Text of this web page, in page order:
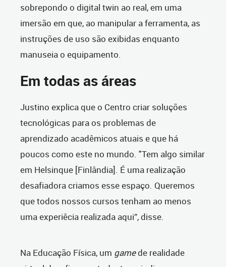
sobrepondo o digital twin ao real, em uma
imersão em que, ao manipular a ferramenta, as
instruções de uso são exibidas enquanto
manuseia o equipamento.
Em todas as áreas
Justino explica que o Centro criar soluções
tecnológicas para os problemas de
aprendizado acadêmicos atuais e que há
poucos como este no mundo. "Tem algo similar
em Helsinque [Finlândia]. É uma realização
desafiadora criamos esse espaço. Queremos
que todos nossos cursos tenham ao menos
uma experiêcia realizada aqui”, disse.
Na Educação Física, um gamede realidade